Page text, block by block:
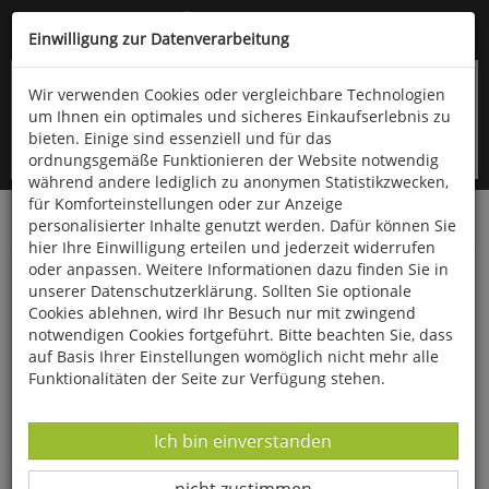
Kompletten Head der Seite überspringen
oder (06766) 9323-960
Startseite Bücher Geschichte Antike
Germania
Einwilligung zur Datenverarbeitung
Wir verwenden Cookies oder vergleichbare Technologien
um Ihnen ein optimales und sicheres Einkaufserlebnis zu
bieten. Einige sind essenziell und für das
ordnungsgemäße Funktionieren der Website notwendig
während andere lediglich zu anonymen Statistikzwecken,
für Komforteinstellungen oder zur Anzeige
personalisierter Inhalte genutzt werden. Dafür können Sie
hier Ihre Einwilligung erteilen und jederzeit widerrufen
oder anpassen. Weitere Informationen dazu finden Sie in
unserer Datenschutzerklärung. Sollten Sie optionale
Cookies ablehnen, wird Ihr Besuch nur mit zwingend
notwendigen Cookies fortgeführt. Bitte beachten Sie, dass
auf Basis Ihrer Einstellungen womöglich nicht mehr alle
Funktionalitäten der Seite zur Verfügung stehen.
Datenverarbeitung -
Ich bin einverstanden